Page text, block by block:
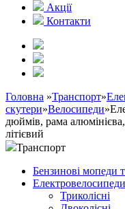
Акції
Контакти
Головна »Транспорт»
скутери»Велосипеди»
дюймів, рама
літієвий
Транспорт
Бензинові мопеди
Триколісні